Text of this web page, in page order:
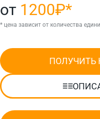
от 1200₽*
* цена зависит от количества
ПОЛУЧИТЬ